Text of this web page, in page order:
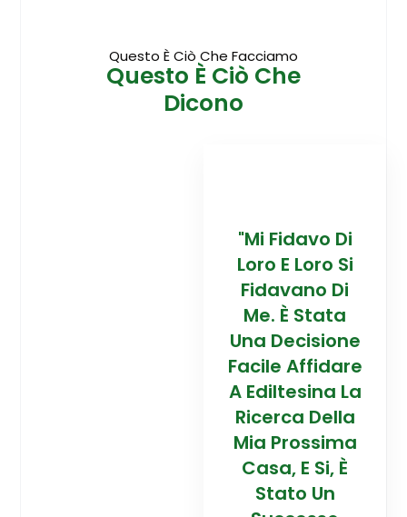
Questo È Ciò Che Facciamo
Questo È Ciò Che
Dicono
"Mi Fidavo Di
Loro E Loro Si
Fidavano Di
Me. È Stata
Una Decisione
Facile Affidare
A Ediltesina La
Ricerca Della
Mia Prossima
Casa, E Si, È
Stato Un